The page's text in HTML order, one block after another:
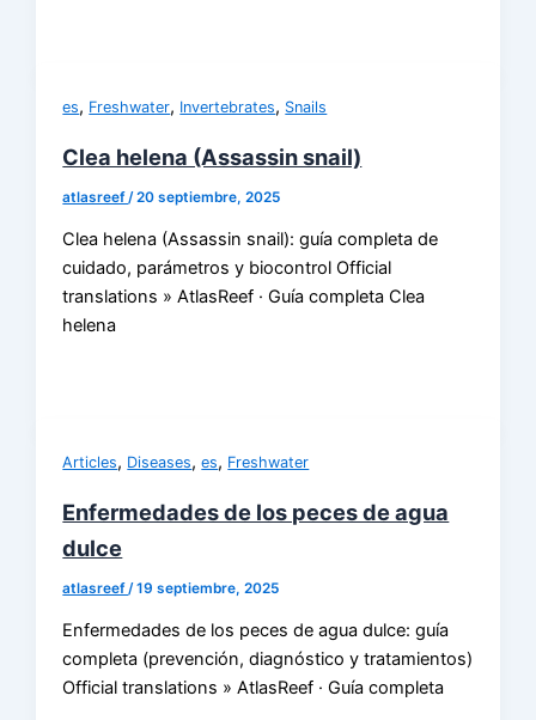
es, Freshwater, Invertebrates, Snails
Clea helena (Assassin snail)
atlasreef /20 septiembre, 2025
Clea helena (Assassin snail): guía completa de
cuidado, parámetros y biocontrol Official
translations » AtlasReef · Guía completa Clea
helena
Articles, Diseases,es, Freshwater
Enfermedades de los peces de agua
dulce
atlasreef/19 septiembre, 2025
Enfermedades de los peces de agua dulce: guía
completa (prevención, diagnóstico y tratamientos)
Official translations » AtlasReef · Guía completa